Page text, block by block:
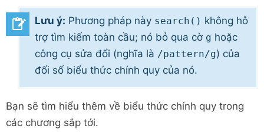
Lưu ý: Phương pháp này search() không hỗ
trợ tìm kiếm toàn cầu; nó bỏ qua cờ g hoặc
công cụ sửa đổi (nghĩa là /pattern/g) của
đối số biểu thức chính quy của nó.
Bạn sẽ tìm hiểu thêm về biểu thức chính quy trong
các chương sắp tới.